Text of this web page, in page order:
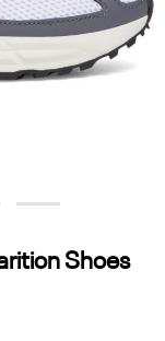
5
Shoes